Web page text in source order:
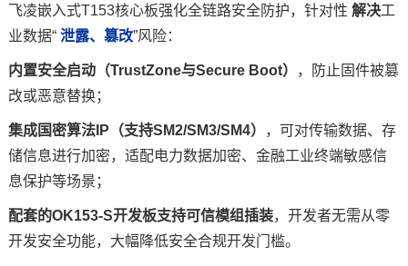
飞凌嵌入式T153核心板强化全链路安全防护，针对性 解决工
业数据“ 泄露、篡改”风险：
内置安全启动（TrustZone与Secure Boot）
，防止固件被篡
改或恶意替换；
集成国密算法IP（支持SM2/SM3/S M4） ，可对传输数据、存
储信息进行加密，适配电力数据加密、金融工业终端敏感信
息保护等场景；
配套的OK153-S开发板支持可信模组插装，开发者无需从零
开发安全功能，大幅降低安全合规开发门槛。